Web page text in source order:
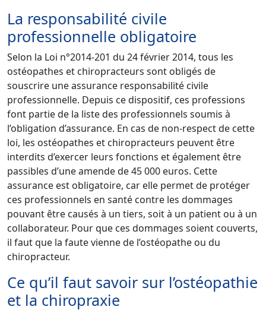
La responsabilité civile
professionnelle obligatoire
Selon la Loi n°2014-201 du 24 février 2014, tous les
ostéopathes et chiropracteurs sont obligés de
souscrire une assurance responsabilité civile
professionnelle. Depuis ce dispositif, ces professions
font partie de la liste des professionnels soumis à
l’obligation d’assurance. En cas de non-respect de cette
loi, les ostéopathes et chiropracteurs peuvent être
interdits d’exercer leurs fonctions et également être
passibles d’une amende de 45 000 euros. Cette
assurance est obligatoire, car elle permet de protéger
ces professionnels en santé contre les dommages
pouvant être causés à un tiers, soit à un patient ou à un
collaborateur. Pour que ces dommages soient couverts,
il faut que la faute vienne de l’ostéopathe ou du
chiropracteur.
Ce qu’il faut savoir sur l’ostéopathie
et la chiropraxie